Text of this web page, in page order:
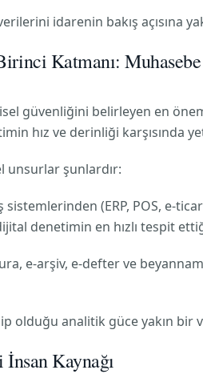
idarenin bakış açısına
Katmanı:
güvenliğini belirleyen en
hız ve derinliği karşısında
unsurlar şunlardır:
sistemlerinden (ERP, POS, e-
denetimin en hızlı tespit
e-arşiv, e-defter ve
olduğu analitik güce yakın
Kaynağı